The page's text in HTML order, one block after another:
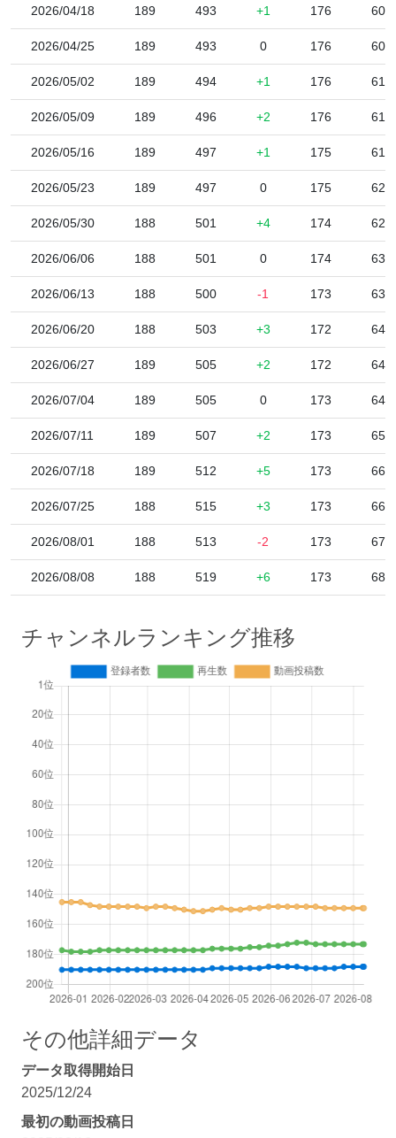
2026/04/18 189 493 +1 176
2026/04/25 189 493 0 176
2026/05/02 189 494 +1 176
2026/05/09 189 496 +2 176
2026/05/16 189 497 +1 175
2026/05/23 189 497 0 175
2026/05/30 188 501 +4 174
2026/06/06 188 501 0 174
2026/06/13 188 500 -1 173
2026/06/20 188 503 +3 172
2026/06/27 189 505 +2 172
2026/07/04 189 505 0 173
2026/07/11 189 507 +2 173
2026/07/18 189 512 +5 173
2026/07/25 188 515 +3 173
2026/08/01 188 513 -2 173
2026/08/08 188 519 +6 173
チャンネルランキング推移
その他詳細データ
データ取得開始日
2025/12/24
最初の動画投稿日